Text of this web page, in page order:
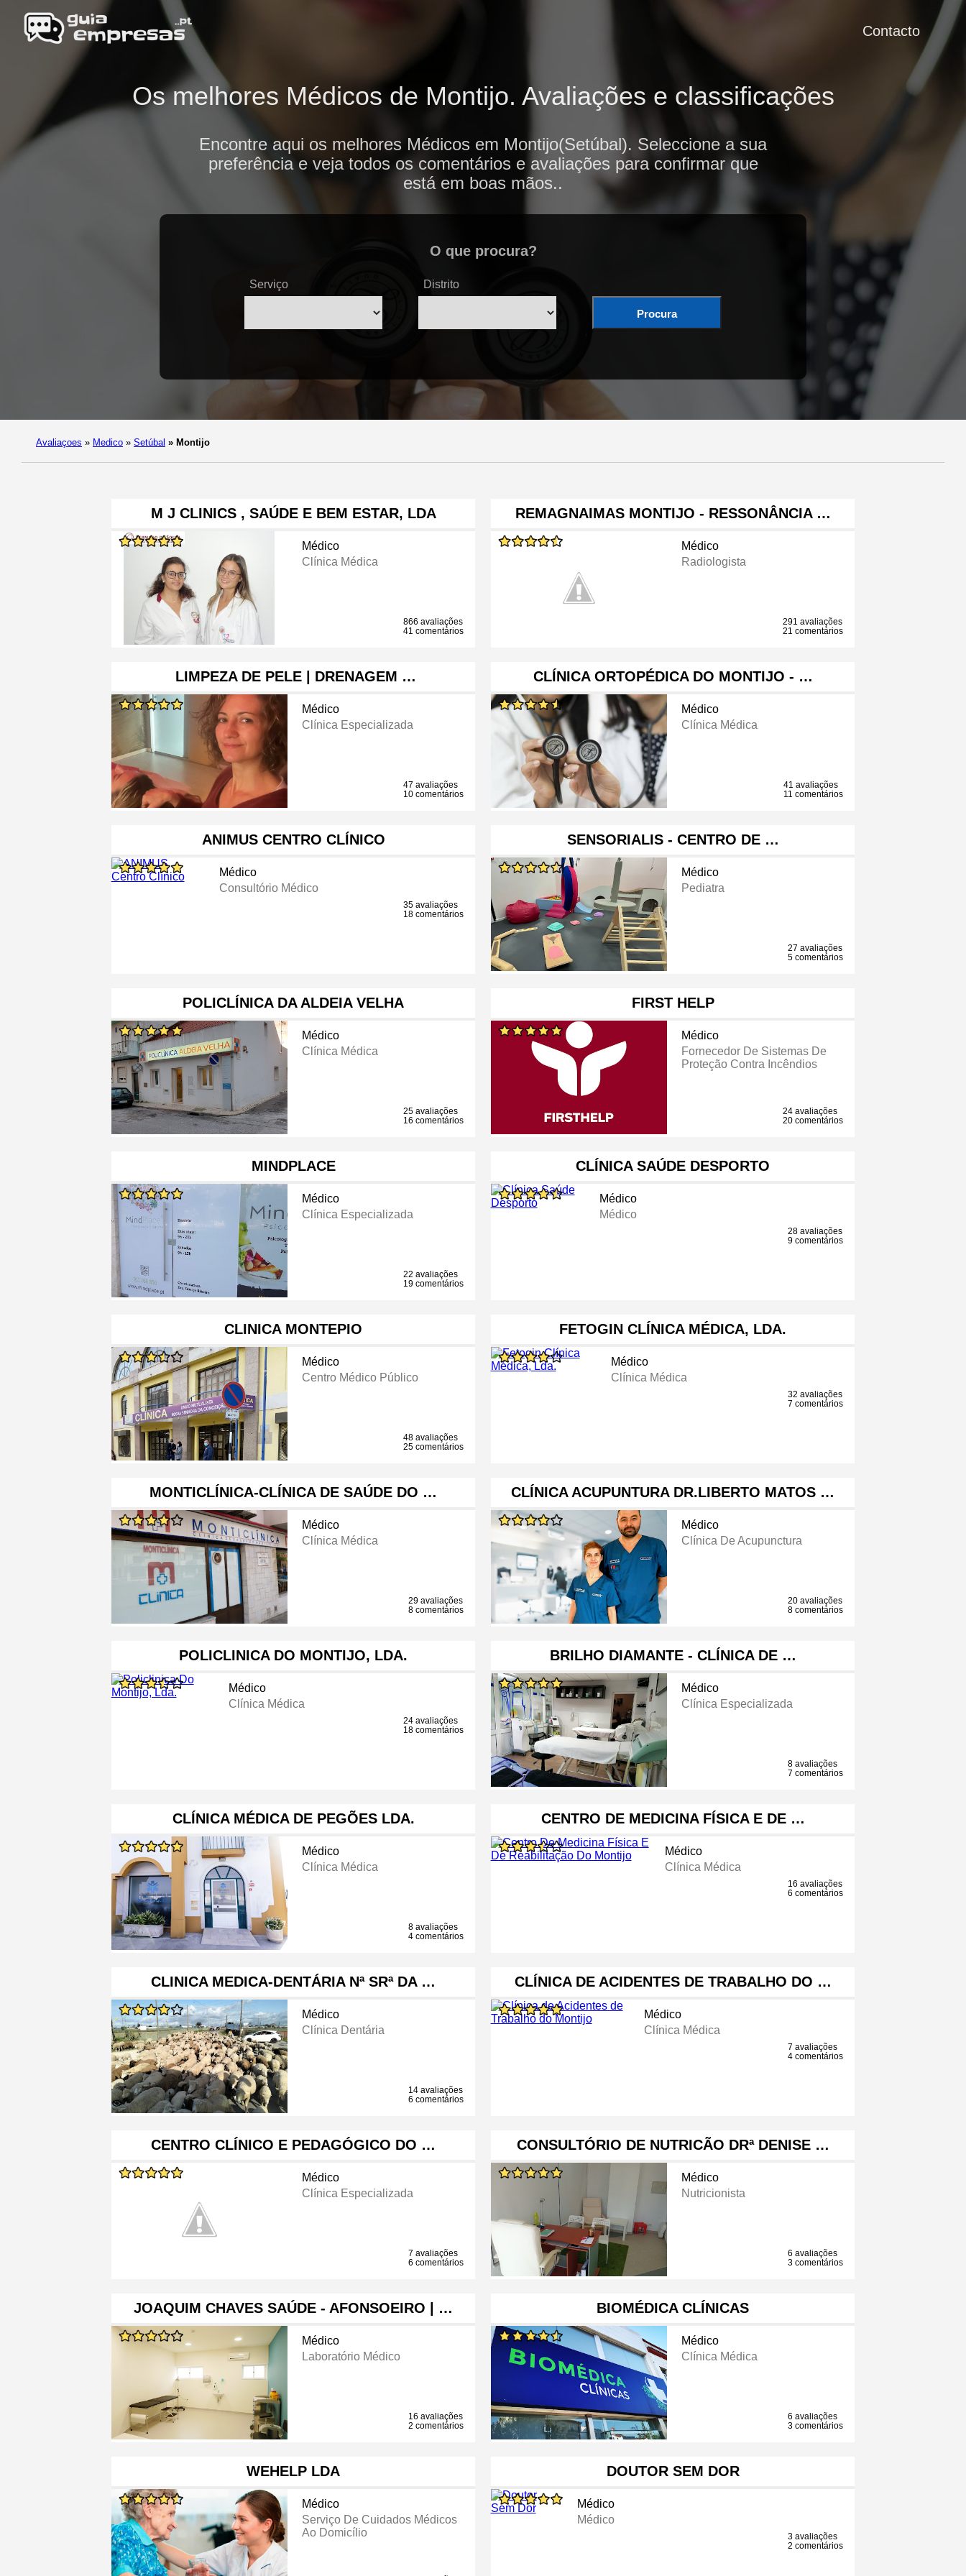
Contacto
Os melhores Médicos de Montijo. Avaliações e classificações
Encontre aqui os melhores Médicos em Montijo(Setúbal). Seleccione a sua
preferência e veja todos os comentários e avaliações para confirmar que
está em boas mãos..
O que procura?
Serviço Distrito
Procura
Avaliaçoes » Medico » Setúbal » Montijo
M J CLINICS , SAÚDE E BEM ESTAR, LDA
Médico
Clínica Médica
866 avaliações
41 comentários
REMAGNAIMAS MONTIJO - RESSONÂNCIA …
Médico
Radiologista
291 avaliações
21 comentários
️ LIMPEZA DE PELE | DRENAGEM …
Médico
Clínica Especializada
47 avaliações
10 comentários
CLÍNICA ORTOPÉDICA DO MONTIJO - …
Médico
Clínica Médica
41 avaliações
11 comentários
ANIMUS CENTRO CLÍNICO
Médico
Consultório Médico
35 avaliações
18 comentários
SENSORIALIS - CENTRO DE …
Médico
Pediatra
27 avaliações
5 comentários
POLICLÍNICA DA ALDEIA VELHA
Médico
Clínica Médica
25 avaliações
16 comentários
FIRST HELP
Médico
Fornecedor De Sistemas De
Proteção Contra Incêndios
24 avaliações
20 comentários
MINDPLACE
Médico
Clínica Especializada
22 avaliações
19 comentários
CLÍNICA SAÚDE DESPORTO
Médico
Médico
28 avaliações
9 comentários
CLINICA MONTEPIO
Médico
Centro Médico Público
48 avaliações
25 comentários
FETOGIN CLÍNICA MÉDICA, LDA.
Médico
Clínica Médica
32 avaliações
7 comentários
MONTICLÍNICA-CLÍNICA DE SAÚDE DO …
Médico
Clínica Médica
29 avaliações
8 comentários
CLÍNICA ACUPUNTURA DR.LIBERTO MATOS …
Médico
Clínica De Acupunctura
20 avaliações
8 comentários
POLICLINICA DO MONTIJO, LDA.
Médico
Clínica Médica
24 avaliações
18 comentários
BRILHO DIAMANTE - CLÍNICA DE …
Médico
Clínica Especializada
8 avaliações
7 comentários
CLÍNICA MÉDICA DE PEGÕES LDA.
Médico
Clínica Médica
8 avaliações
4 comentários
CENTRO DE MEDICINA FÍSICA E DE …
Médico
Clínica Médica
16 avaliações
6 comentários
CLINICA MEDICA-DENTÁRIA Nª SRª DA …
Médico
Clínica Dentária
14 avaliações
6 comentários
CLÍNICA DE ACIDENTES DE TRABALHO DO …
Médico
Clínica Médica
7 avaliações
4 comentários
CENTRO CLÍNICO E PEDAGÓGICO DO …
Médico
Clínica Especializada
7 avaliações
6 comentários
CONSULTÓRIO DE NUTRICÃO DRª DENISE …
Médico
Nutricionista
6 avaliações
3 comentários
JOAQUIM CHAVES SAÚDE - AFONSOEIRO | …
Médico
Laboratório Médico
16 avaliações
2 comentários
BIOMÉDICA CLÍNICAS
Médico
Clínica Médica
6 avaliações
3 comentários
WEHELP LDA
Médico
Serviço De Cuidados Médicos
Ao Domicílio
DOUTOR SEM DOR
Médico
Médico
3 avaliações
2 comentários